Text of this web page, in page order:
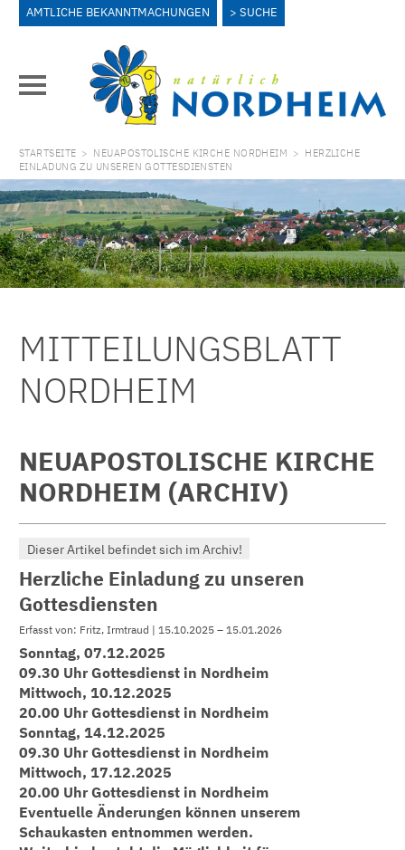
AMTLICHE BEKANNTMACHUNGEN SUCHE
STARTSEITE > NEUAPOSTOLISCHE KIRCHE NORDHEIM > HERZLICHE
EINLADUNG ZU UNSEREN GOTTESDIENSTEN
MITTEILUNGSBLATT
NORDHEIM
NEUAPOSTOLISCHE KIRCHE
NORDHEIM (ARCHIV)
Dieser Artikel befindet sich im Archiv!
Herzliche Einladung zu unseren
Gottesdiensten
Erfasst von: Fritz, Irmtraud | 15.10.2025 – 15.01.2026
Sonntag, 07.12.2025
09.30 Uhr Gottesdienst in Nordheim
Mittwoch, 10.12.2025
20.00 Uhr Gottesdienst in Nordheim
Sonntag, 14.12.2025
09.30 Uhr Gottesdienst in Nordheim
Mittwoch, 17.12.2025
20.00 Uhr Gottesdienst in Nordheim
Eventuelle Änderungen können unserem
Schaukasten entnommen werden.